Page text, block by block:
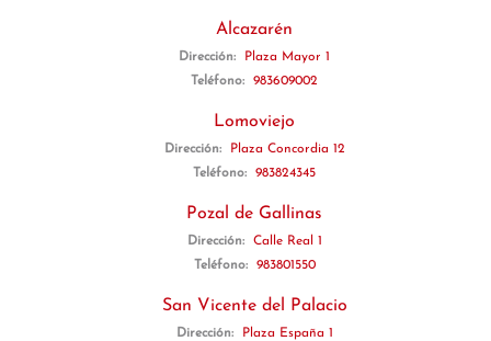
Alcazarén
Dirección:
Plaza Mayor 1
Teléfono:
983609002
Lomoviejo
Dirección:
Plaza Concordia 12
Teléfono:
983824345
Pozal de Gallinas
Dirección:
Calle Real 1
Teléfono:
983801550
San Vicente del Palacio
Dirección:
Plaza España 1